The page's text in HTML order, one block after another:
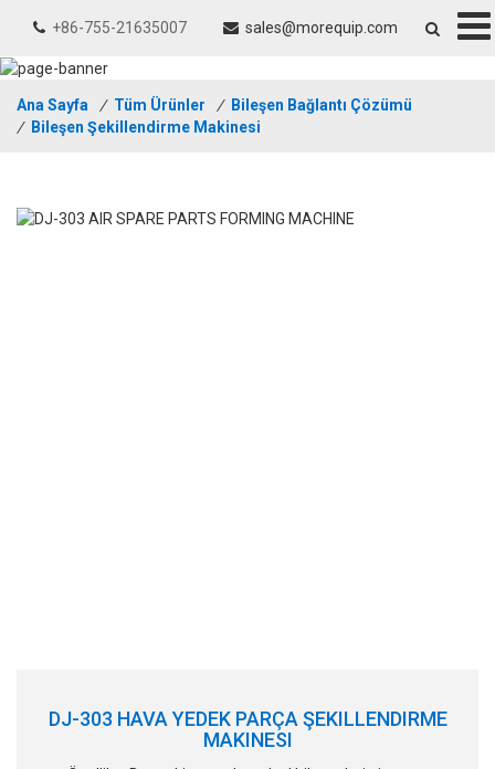
+86-755-21635007 sales@morequip.com
Ana Sayfa / Tüm Ürünler /
Bileşen Bağlantı Çözümü
/
Bileşen Şekillendirme Makinesi
DJ-303 HAVA YEDEK PARÇA ŞEKILLENDIRME
MAKINESI